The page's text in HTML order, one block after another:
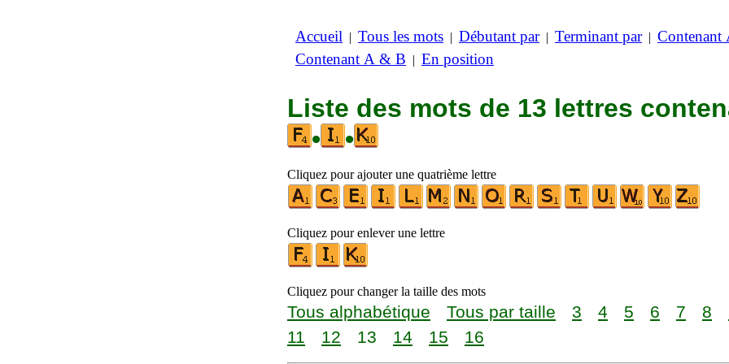
Accueil | Tous les mots | Débutant par| Terminant par| Contenant
Contenant A & B | En position
Liste des mots de 13 lettres
•
•
Cliquez pour ajouter une quatrième lettre
Cliquez pour enlever une lettre
Cliquez pour changer la taille des mots
Tous alphabétique Tous par taille 3 4 5 6 7 8
11
12 13 14 15 16